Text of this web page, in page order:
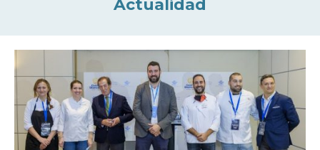
Actualidad